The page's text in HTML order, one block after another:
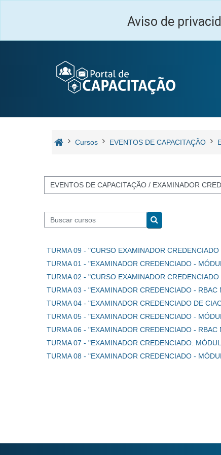
Aviso de
Cursos EVENTOS DE CAPACITAÇÃO
Categorias de Cursos
Buscar cursos
Buscar cursos
TURMA 09 - "CURSO EXAMINADOR
TURMA 01 - "EXAMINADOR CREDENCIADO -
TURMA 02 - "CURSO EXAMINADOR
TURMA 03 - "EXAMINADOR CREDENCIADO -
TURMA 04 - "EXAMINADOR CREDENCIADO DE
TURMA 05 - "EXAMINADOR CREDENCIADO -
TURMA 06 - "EXAMINADOR CREDENCIADO -
TURMA 07 - "EXAMINADOR CREDENCIADO:
TURMA 08 - "EXAMINADOR CREDENCIADO -